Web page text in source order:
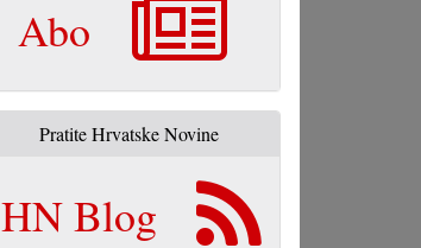
Abo
Pratite Hrvatske Novine
HN Blog